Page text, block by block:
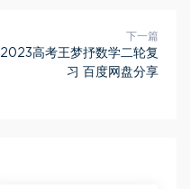
下一篇
2023高考王梦抒数学二轮复
习 百度网盘分享